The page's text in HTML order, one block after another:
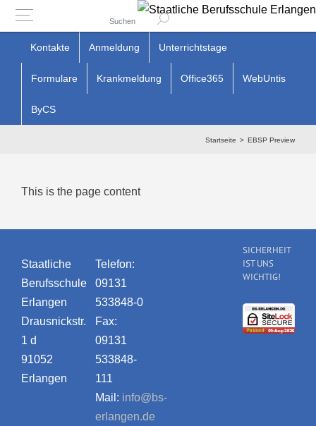
springen
Kontakte Anmeldung Unterrichtstage
Formulare Krankmeldung Office365 WebUntis
ByCS
Startseite EBSP Preview
This is the page content
Staatliche
Berufsschule
Erlangen
Drausnickstr.
1 d
91052
Erlangen
Telefon:
09131
533848-0
Fax:
09131
533848-
111
Mail: info@bs-
erlangen.de
SICHERHEIT
IST UNS
WICHTIG!
Suchen